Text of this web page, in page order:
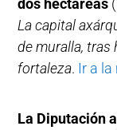
dos hectáreas
La capital
de muralla, tras
fortaleza. Ir a la
La Diputación